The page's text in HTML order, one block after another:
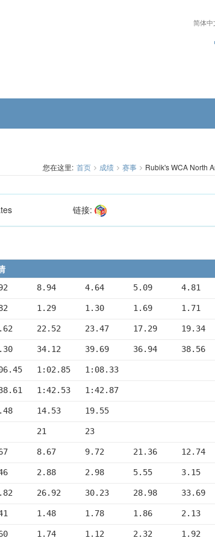
简体中
您在这里: 首页 成绩 赛事 Rubik's WCA North
链接:
8.94      4.64      5.09      4.81
1.29      1.30      1.69      1.71
22.52     23.47     17.29     19.34
34.12     39.69     36.94     38.56
1:02.85   1:08.33
1:42.53   1:42.87
14.53     19.55
21        23
8.67      9.72      21.36     12.74
2.88      2.98      5.55      3.15
26.92     30.23     28.98     33.69
1.48      1.78      1.86      2.13
1.74      1.12      2.32      1.92